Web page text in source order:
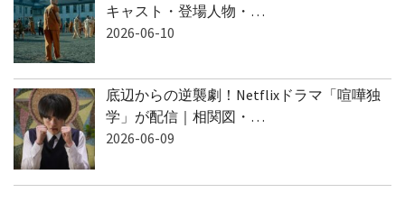
キャスト・登場人物・…
2026-06-10
底辺からの逆襲劇！Netflixドラマ「喧嘩独
学」が配信｜相関図・…
2026-06-09